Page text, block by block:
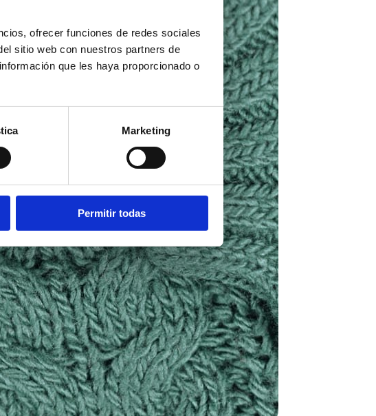
ofrecer funciones de redes sociales
sitio web con nuestros partners de
que les haya proporcionado o
Marketing
Permitir todas